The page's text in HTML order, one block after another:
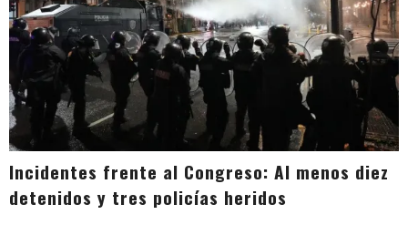
Incidentes frente al Congreso: Al menos diez
detenidos y tres policías heridos